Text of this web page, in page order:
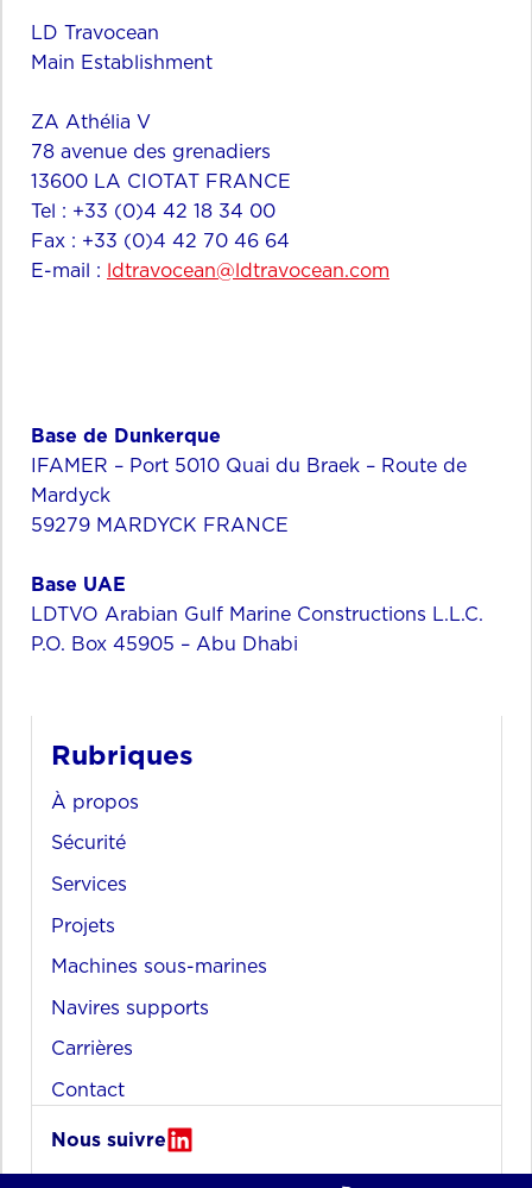
LD Travocean
Main Establishment
ZA Athélia V
78 avenue des grenadiers
13600 LA CIOTAT FRANCE
Tel : +33 (0)4 42 18 34 00
Fax : +33 (0)4 42 70 46 64
E-mail : ldtravocean@ldtravocean.com
Base de Dunkerque
IFAMER – Port 5010 Quai du Braek – Route de
Mardyck
59279 MARDYCK FRANCE
Base UAE
LDTVO Arabian Gulf Marine Constructions L.L.C.
P.O. Box 45905 – Abu Dhabi
Rubriques
À propos
Sécurité
Services
Projets
Machines sous-marines
Navires supports
Carrières
Contact
Nous suivre